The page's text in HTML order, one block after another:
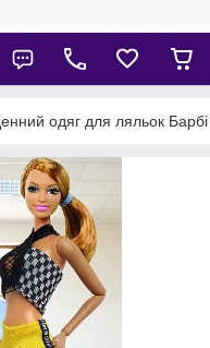
одяг для ляльок Барбі